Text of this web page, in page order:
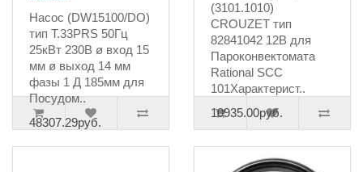
Насос (DW15100/DO)
тип T.33PRS 50Гц
25кВт 230В ø вход 15
мм ø выход 14 мм
фазы 1 Д 185мм для
Посудом..
48307.29руб.
(3101.1010)
CROUZET тип
82841042 12В для
Пароконвектомата
Rational SCC
101Характерист..
10935.00руб.